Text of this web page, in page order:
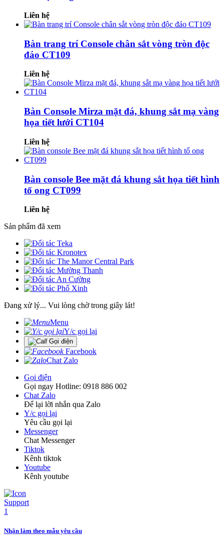
Liên hệ
Bàn trang trí Console chân sắt vòng tròn độc
đáo CT109
Liên hệ
Bàn Console Mirza mặt đá, khung sắt mạ vàng
họa tiết lưới CT104
Liên hệ
Bàn console Bee mặt đá khung sắt họa tiết hình
tổ ong CT099
Liên hệ
Sản phẩm đã xem
Đang xử lý... Vui lòng chờ trong giây lát!
Menu
Y/c gọi lại
Gọi điện
Facebook
Chat Zalo
Gọi điện
Gọi ngay Hotline: 0918 886 002
Chat Zalo
Để lại lời nhắn qua Zalo
Y/c gọi lại
Yêu cầu gọi lại
Messenger
Chat Messenger
Tiktok
Kênh tiktok
Youtube
Kênh youtube
Nhận làm theo mẫu yêu cầu